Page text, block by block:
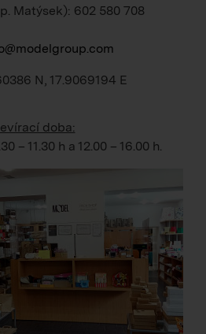
Matýsek): 602 580 708
N, 17.9069194 E
doba:
– 11.30 h a 12.00 – 16.00 h